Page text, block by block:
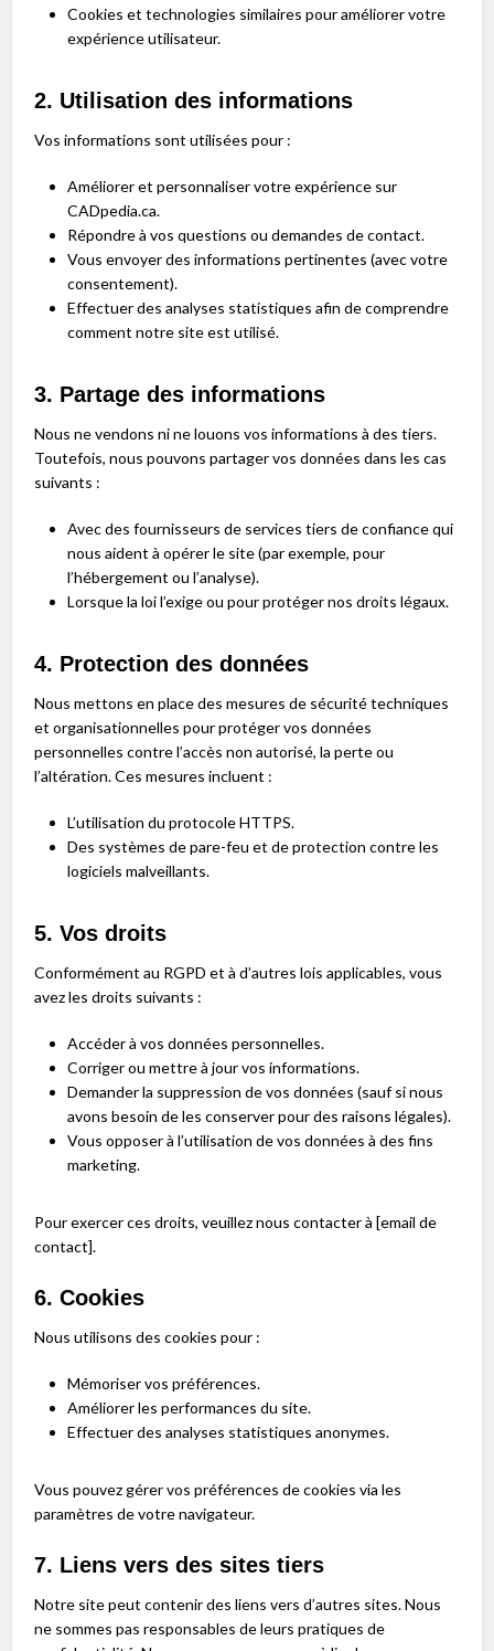
Cookies et technologies similaires pour améliorer votre
expérience utilisateur.
2. Utilisation des informations
Vos informations sont utilisées pour :
Améliorer et personnaliser votre expérience sur
CADpedia.ca.
Répondre à vos questions ou demandes de contact.
Vous envoyer des informations pertinentes (avec votre
consentement).
Effectuer des analyses statistiques afin de comprendre
comment notre site est utilisé.
3. Partage des informations
Nous ne vendons ni ne louons vos informations à des tiers.
Toutefois, nous pouvons partager vos données dans les cas
suivants :
Avec des fournisseurs de services tiers de confiance qui
nous aident à opérer le site (par exemple, pour
l’hébergement ou l’analyse).
Lorsque la loi l’exige ou pour protéger nos droits légaux.
4. Protection des données
Nous mettons en place des mesures de sécurité techniques
et organisationnelles pour protéger vos données
personnelles contre l’accès non autorisé, la perte ou
l’altération. Ces mesures incluent :
L’utilisation du protocole HTTPS.
Des systèmes de pare-feu et de protection contre les
logiciels malveillants.
5. Vos droits
Conformément au RGPD et à d’autres lois applicables, vous
avez les droits suivants :
Accéder à vos données personnelles.
Corriger ou mettre à jour vos informations.
Demander la suppression de vos données (sauf si nous
avons besoin de les conserver pour des raisons légales).
Vous opposer à l’utilisation de vos données à des fins
marketing.
Pour exercer ces droits, veuillez nous contacter à [email de
contact].
6. Cookies
Nous utilisons des cookies pour :
Mémoriser vos préférences.
Améliorer les performances du site.
Effectuer des analyses statistiques anonymes.
Vous pouvez gérer vos préférences de cookies via les
paramètres de votre navigateur.
7. Liens vers des sites tiers
Notre site peut contenir des liens vers d’autres sites. Nous
ne sommes pas responsables de leurs pratiques de